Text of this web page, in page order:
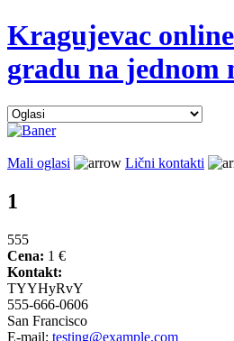
Kragujevac
gradu na jednom
Mali oglasi Lični kontakti
1
555
Cena: 1 €
Kontakt:
TYYHyRvY
555-666-0606
San Francisco
E-mail: testing@example.com